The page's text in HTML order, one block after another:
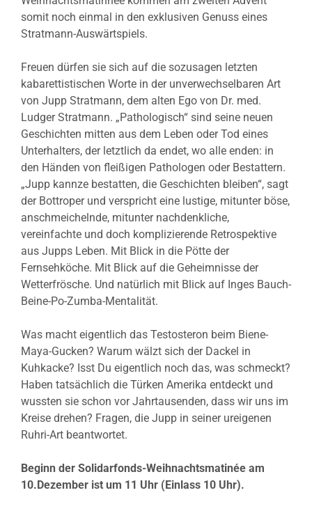
somit noch einmal in den exklusiven Genuss eines
Stratmann-Auswärtspiels.
Freuen dürfen sie sich auf die sozusagen letzten
kabarettistischen Worte in der unverwechselbaren Art
von Jupp Stratmann, dem alten Ego von Dr. med.
Ludger Stratmann. „Pathologisch“ sind seine neuen
Geschichten mitten aus dem Leben oder Tod eines
Unterhalters, der letztlich da endet, wo alle enden: in
den Händen von fleißigen Pathologen oder Bestattern.
„Jupp kannze bestatten, die Geschichten bleiben“, sagt
der Bottroper und verspricht eine lustige, mitunter böse,
anschmeichelnde, mitunter nachdenkliche,
vereinfachte und doch komplizierende Retrospektive
aus Jupps Leben. Mit Blick in die Pötte der
Fernsehköche. Mit Blick auf die Geheimnisse der
Wetterfrösche. Und natürlich mit Blick auf Inges Bauch-
Beine-Po-Zumba-Mentalität.
Was macht eigentlich das Testosteron beim Biene-
Maya-Gucken? Warum wälzt sich der Dackel in
Kuhkacke? Isst Du eigentlich noch das, was schmeckt?
Haben tatsächlich die Türken Amerika entdeckt und
wussten sie schon vor Jahrtausenden, dass wir uns im
Kreise drehen? Fragen, die Jupp in seiner ureigenen
Ruhri-Art beantwortet.
Beginn der Solidarfonds-Weihnachtsmatinée am
10.Dezember ist um 11 Uhr (Einlass 10 Uhr).